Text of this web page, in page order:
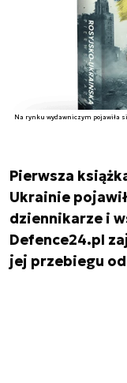
Na rynku wydawniczym pojawiła
Pierwsza
Ukrainie
dziennikarze i
Defence24.pl
jej przebiegu